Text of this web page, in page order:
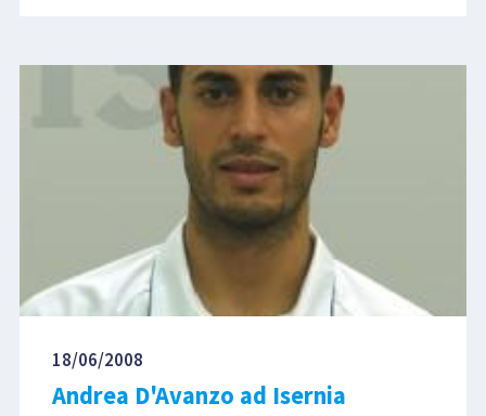
18/06/2008
Andrea D'Avanzo ad Isernia